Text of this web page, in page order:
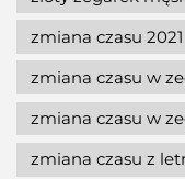
zmiana czasu 2021
zmiana czasu w
zmiana czasu w
zmiana czasu z